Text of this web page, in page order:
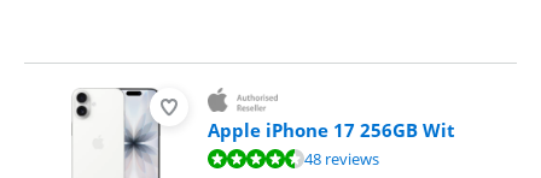
Apple iPhone 17 256GB Wit
Beoordeling is 9,1 van de 10, gebaseerd op 48 reviews.
48 reviews